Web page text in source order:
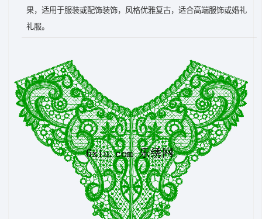
果，适用于服装或配饰装饰，风格优雅复古，适合高端服饰或婚礼
礼服。